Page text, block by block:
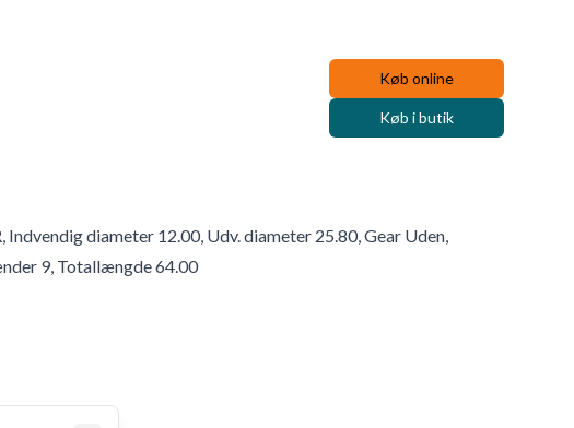
Køb online
Køb i butik
diameter 12.00, Udv. diameter 25.80, Gear Uden,
9, Totallængde 64.00